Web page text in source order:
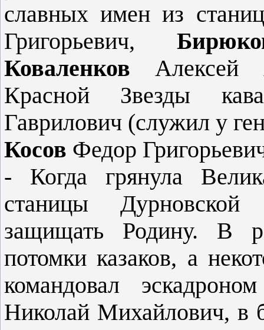
славных имен из
Григорьевич,
Коваленков Алексей
Красной Звезды
Гаврилович (служил у
Косов Федор
- Когда грянула
станицы
защищать Родину. В
потомки казаков, а
командовал
Николай Михайлович, в